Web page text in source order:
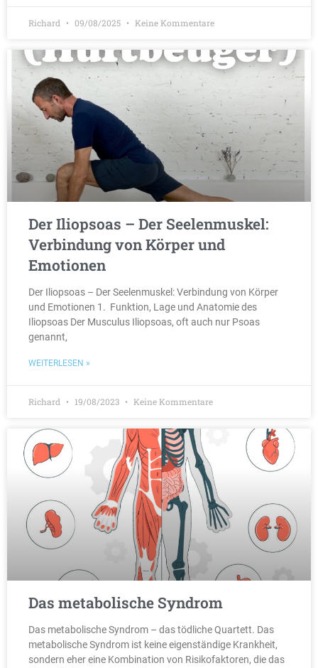
Richard 09/08/2025 Keine Kommentare
Der Iliopsoas – Der Seelenmuskel:
Verbindung von Körper und
Emotionen
Der Iliopsoas – Der Seelenmuskel: Verbindung von Körper
und Emotionen 1. Funktion, Lage und Anatomie des
Iliopsoas Der Musculus Iliopsoas, oft auch nur Psoas
genannt,
WEITERLESEN »
Richard 19/08/2023 Keine Kommentare
Das metabolische Syndrom
Das metabolische Syndrom – das tödliche Quartett. Das
metabolische Syndrom ist keine eigenständige Krankheit,
sondern eher eine Kombination von Risikofaktoren, die das